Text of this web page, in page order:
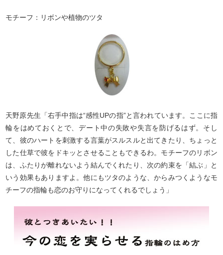
モチーフ：リボンや植物のツタ
天野原先生「右手中指は“感性UPの指”と言われています。ここに指
輪をはめておくとで、デート中の失敗や失言を防げるはず。そし
て、彼のハートを刺激する言葉がスルスルと出てきたり、ちょっと
した仕草で彼をドキッとさせることもできるわ。モチーフのリボン
は、ふたりが離れないよう結んでくれたり、次の約束を「結ぶ」と
いう効果もありますよ。他にもツタのような、からみつくようなモ
チーフの指輪も恋のお守りになってくれるでしょう」